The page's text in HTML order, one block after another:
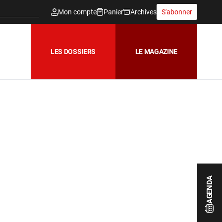
AGENDA
Mon compte Panier Archives S'abonner
LES DOSSIERS LE MAGAZINE